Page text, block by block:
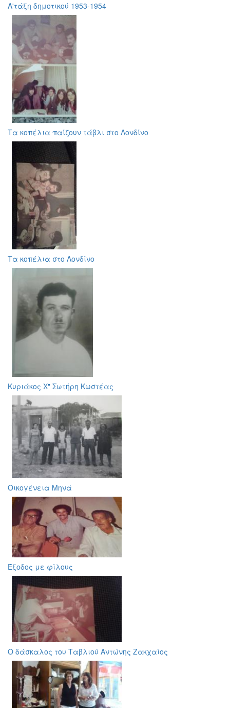
Α'τάξη δημοτικού 1953-1954
Τα κοπέλια παίζουν τάβλι στο Λονδίνο
Τα κοπέλια στο Λονδίνο
Κυριάκος Χ" Σωτήρη Κωστέας
Οικογένεια Μηνά
Έξοδος με φίλους
Ο δάσκαλος του Ταβλιού Αντώνης Ζακχαίος